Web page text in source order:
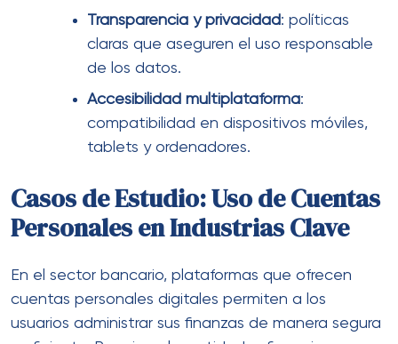
Transparencia y privacidad: políticas
claras que aseguren el uso responsable
de los datos.
Accesibilidad multiplataforma:
compatibilidad en dispositivos móviles,
tablets y ordenadores.
Casos de Estudio: Uso de Cuentas
Personales en Industrias Clave
En el sector bancario, plataformas que ofrecen
cuentas personales digitales permiten a los
usuarios administrar sus finanzas de manera segura